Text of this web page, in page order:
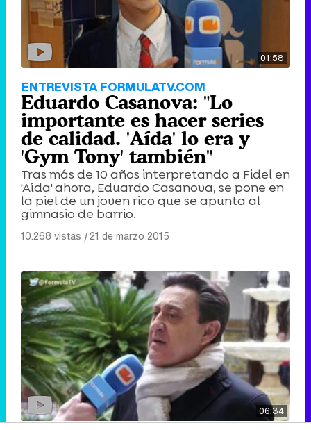
01:58
ENTREVISTA FORMULATV.COM
Eduardo Casanova: "Lo
importante es hacer series
de calidad. 'Aída' lo era y
'Gym Tony' también"
Tras más de 10 años interpretando a Fidel en
'Aída' ahora, Eduardo Casanova, se pone en
la piel de un joven rico que se apunta al
gimnasio de barrio.
10.268 vistas |21 de marzo 2015
06:34